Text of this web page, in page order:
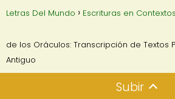
Letras Del Mundo Escrituras en
de los Oráculos: Transcripción de Textos
Antiguo
Subir